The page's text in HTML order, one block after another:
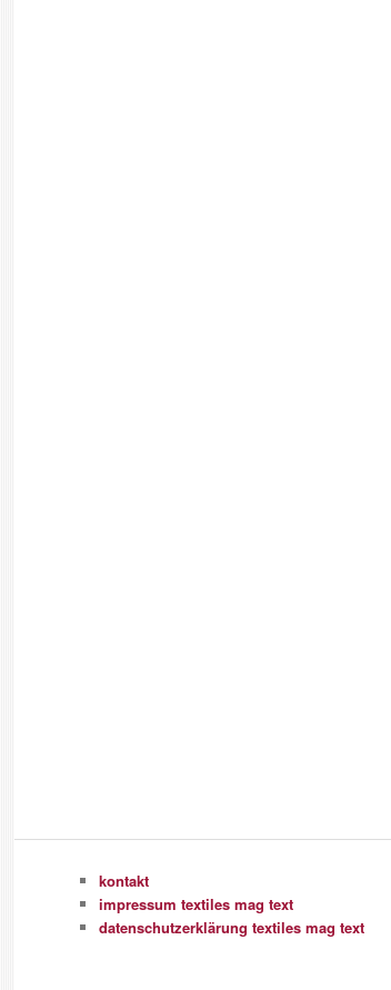
kontakt
impressum textiles mag text
datenschutzerklärung textiles mag text